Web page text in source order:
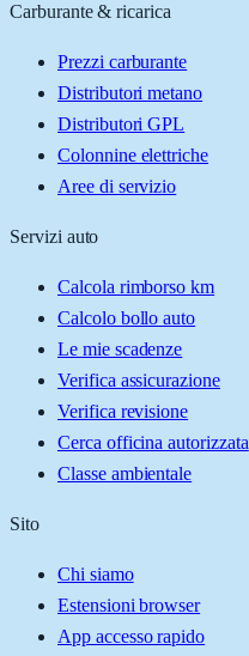
Carburante & ricarica
Prezzi carburante
Distributori metano
Distributori GPL
Colonnine elettriche
Aree di servizio
Servizi auto
Calcola rimborso km
Calcolo bollo auto
Le mie scadenze
Verifica assicurazione
Verifica revisione
Cerca officina autorizzata
Classe ambientale
Sito
Chi siamo
Estensioni browser
App accesso rapido